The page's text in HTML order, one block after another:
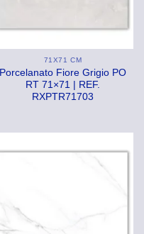
71X71 CM
Porcelanato Fiore Grigio PO
RT 71×71 | REF.
RXPTR71703